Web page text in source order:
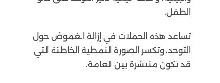
الطفل.
تساعد هذه الحملات في إزالة الغموض حول
التوحد، وتكسر الصورة النمطية الخاطئة التي
قد تكون منتشرة بين العامة.